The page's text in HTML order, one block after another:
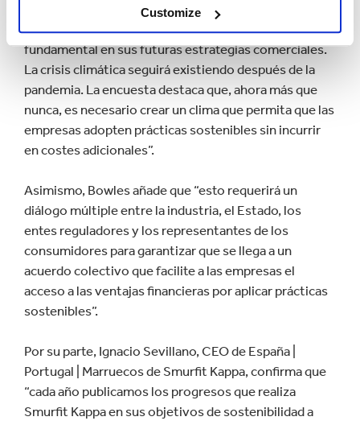
Customize
dirigentes empresariales tampoco pueden perder de
vista el futuro, pues la sostenibilidad tendrá un papel
fundamental en sus futuras estrategias comerciales.
La crisis climática seguirá existiendo después de la
pandemia. La encuesta destaca que, ahora más que
nunca, es necesario crear un clima que permita que las
empresas adopten prácticas sostenibles sin incurrir
en costes adicionales”.
Asimismo, Bowles añade que “esto requerirá un
diálogo múltiple entre la industria, el Estado, los
entes reguladores y los representantes de los
consumidores para garantizar que se llega a un
acuerdo colectivo que facilite a las empresas el
acceso a las ventajas financieras por aplicar prácticas
sostenibles”.
Por su parte, Ignacio Sevillano, CEO de España |
Portugal | Marruecos de Smurfit Kappa, confirma que
“cada año publicamos los progresos que realiza
Smurfit Kappa en sus objetivos de sostenibilidad a